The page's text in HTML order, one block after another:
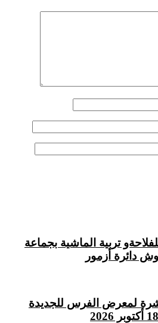
تربية الماشية بجماعة
دائرة أزمور
لمعرض الفرس للجديدة